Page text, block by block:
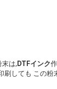
末は, DTFインク
刷しても この粉